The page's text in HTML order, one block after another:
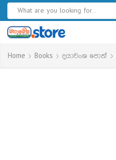
Home Books දයාවංශ පොත්